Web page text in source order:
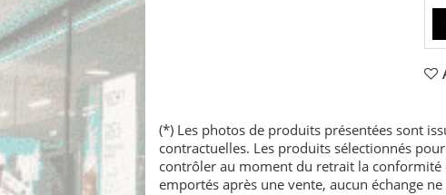
(*) Les photos de produits présentées sont
contractuelles. Les produits sélectionnés
contrôler au moment du retrait la
emportés après une vente, aucun échange